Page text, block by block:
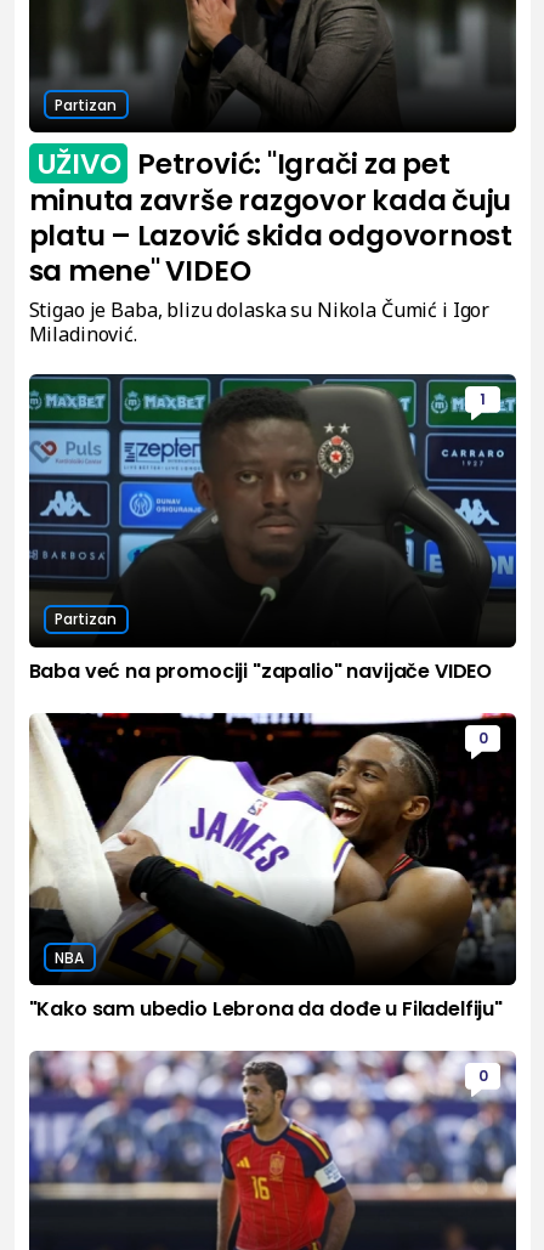
Partizan
UŽIVO Petrović: "Igrači za pet
minuta završe razgovor kada čuju
platu – Lazović skida odgovornost
sa mene" VIDEO
Stigao je Baba, blizu dolaska su Nikola Čumić i Igor
Miladinović.
1
Partizan
Baba već na promociji "zapalio" navijače VIDEO
0
NBA
"Kako sam ubedio Lebrona da dođe u Filadelfiju"
0